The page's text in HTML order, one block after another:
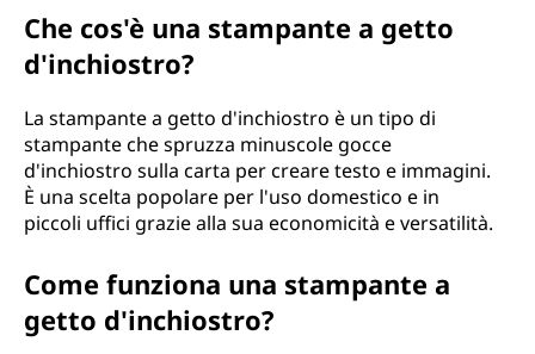
Che cos'è una stampante a getto
d'inchiostro?
La stampante a getto d'inchiostro è un tipo di
stampante che spruzza minuscole gocce
d'inchiostro sulla carta per creare testo e immagini.
È una scelta popolare per l'uso domestico e in
piccoli uffici grazie alla sua economicità e versatilità.
Come funziona una stampante a
getto d'inchiostro?